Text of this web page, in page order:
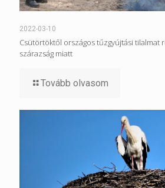
2022-03-10
Csütörtöktől országos tűzgyújtási tilalmat
szárazság miatt
Tovább olvasom